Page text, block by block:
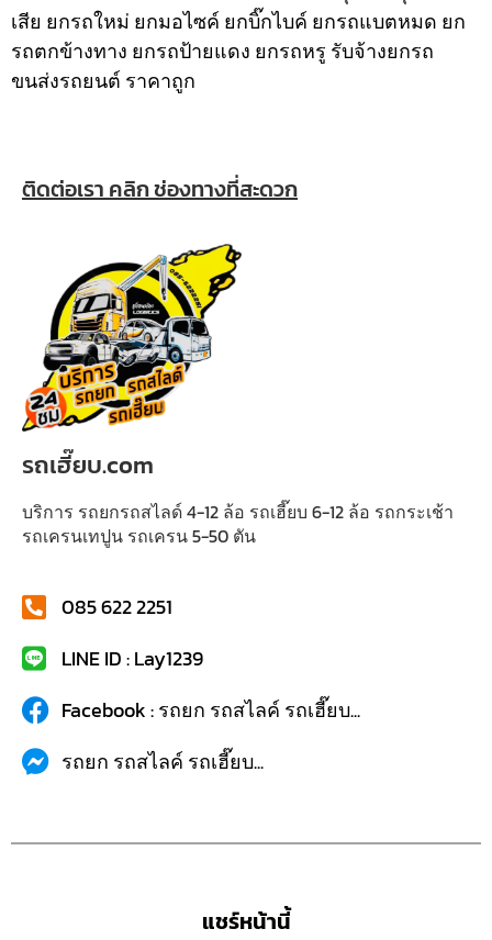
เสีย ยกรถใหม่ ยกมอไซค์ ยกบิ๊กไบค์ ยกรถแบตหมด ยก
รถตกข้างทาง ยกรถป้ายแดง ยกรถหรู รับจ้างยกรถ
ขนส่งรถยนต์ ราคาถูก
ติดต่อเรา คลิก ช่องทางที่สะดวก
รถเฮี๊ยบ.com
บริการ รถยกรถสไลด์ 4-12 ล้อ รถเฮี๊ยบ 6-12 ล้อ รถกระเช้า
รถเครนเทปูน รถเครน 5-50 ตัน
085 622 2251
LINE ID : Lay1239
Facebook : รถยก รถสไลค์ รถเฮี๊ยบ...
รถยก รถสไลค์ รถเฮี๊ยบ...
แชร์หน้านี้